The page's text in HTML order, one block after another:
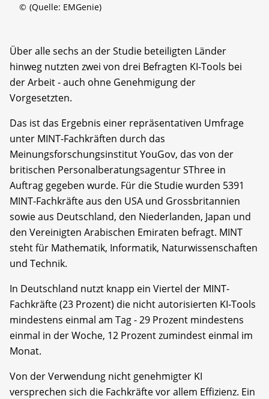
© (Quelle: EMGenie)
Über alle sechs an der Studie beteiligten Länder
hinweg nutzten zwei von drei Befragten KI-Tools bei
der Arbeit - auch ohne Genehmigung der
Vorgesetzten.
Das ist das Ergebnis einer repräsentativen Umfrage
unter MINT-Fachkräften durch das
Meinungsforschungsinstitut YouGov, das von der
britischen Personalberatungsagentur SThree in
Auftrag gegeben wurde. Für die Studie wurden 5391
MINT-Fachkräfte aus den USA und Grossbritannien
sowie aus Deutschland, den Niederlanden, Japan und
den Vereinigten Arabischen Emiraten befragt. MINT
steht für Mathematik, Informatik, Naturwissenschaften
und Technik.
In Deutschland nutzt knapp ein Viertel der MINT-
Fachkräfte (23 Prozent) die nicht autorisierten KI-Tools
mindestens einmal am Tag - 29 Prozent mindestens
einmal in der Woche, 12 Prozent zumindest einmal im
Monat.
Von der Verwendung nicht genehmigter KI
versprechen sich die Fachkräfte vor allem Effizienz. Ein